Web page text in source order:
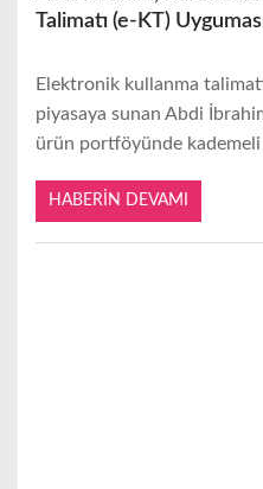
Talimatı (e-KT)
Elektronik kullanma
piyasaya sunan Abdi
ürün portföyünde kademeli
HABERIN DEVAMI